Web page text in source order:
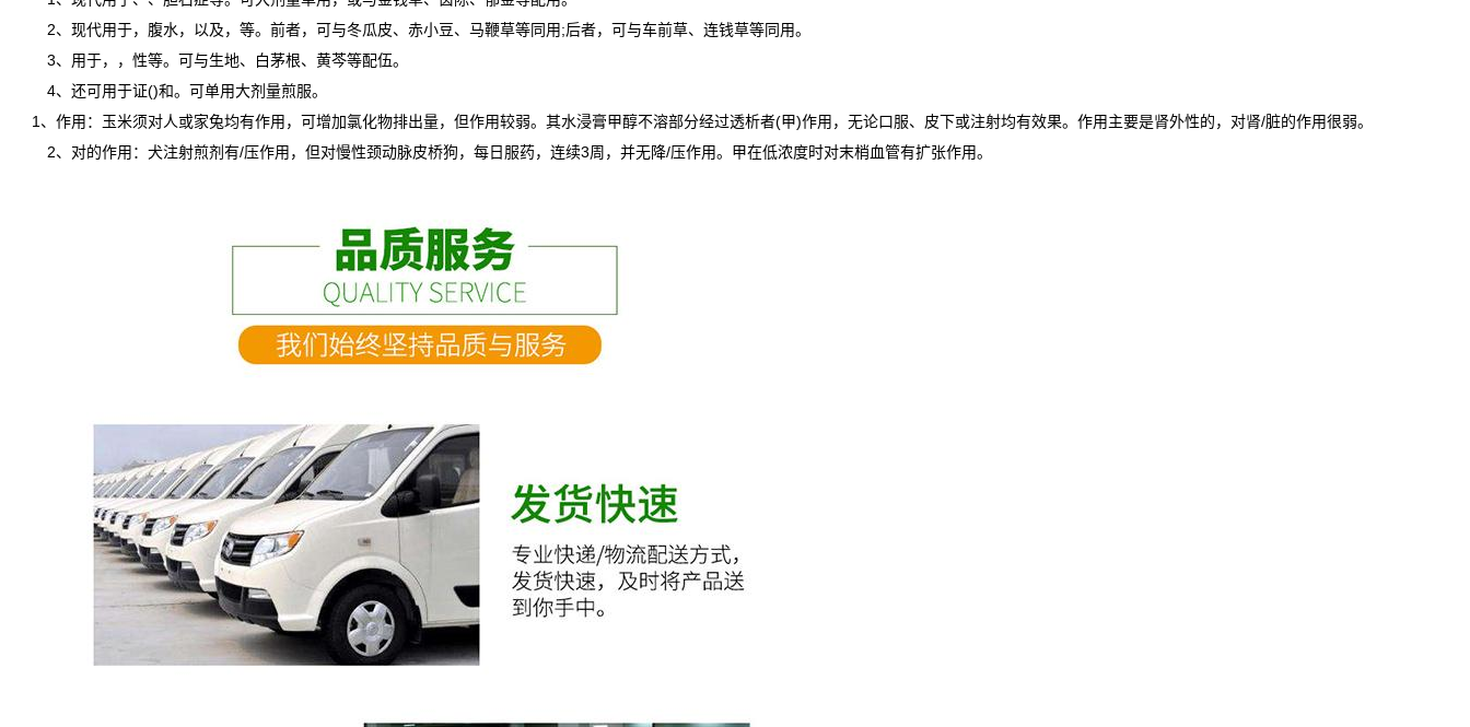
2、现代用于，腹水，以及，等。前者，可与冬瓜皮、赤小豆、马鞭草等同用;后者，可与车前草、连钱草等同用。
3、用于，，性等。可与生地、白茅根、黄芩等配伍。
4、还可用于证()和。可单用大剂量煎服。
1、作用：玉米须对人或家兔均有作用，可增加氯化物排出量，但作用较弱。其水浸膏甲醇不溶部分经过透析者(甲)作用，无论口服、皮下或注射均有效果。作用主要是肾外性的，对肾/脏的作用很弱。
2、对的作用：犬注射煎剂有/压作用，但对慢性颈动脉皮桥狗，每日服药，连续3周，并无降/压作用。甲在低浓度时对末梢血管有扩张作用。